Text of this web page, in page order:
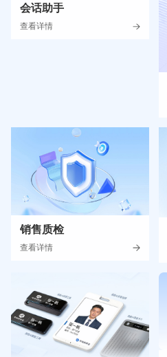
会话助手
查看详情
销售质检
查看详情